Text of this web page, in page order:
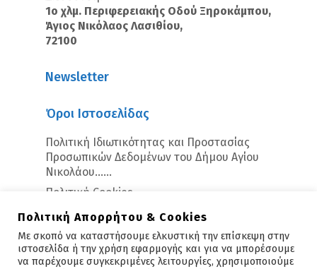
1ο χλμ. Περιφερειακής Οδού Ξηροκάμπου,
Άγιος Νικόλαος Λασιθίου,
72100
Newsletter
Όροι Ιστοσελίδας
Πολιτική Ιδιωτικότητας και Προστασίας
Προσωπικών Δεδομένων του Δήμου Αγίου
Νικολάου…...
Πολιτική Cookies
Πολιτική Απορρήτου & Cookies
Με σκοπό να καταστήσουμε ελκυστική την επίσκεψη στην
ιστοσελίδα ή την χρήση εφαρμογής και για να μπορέσουμε
να παρέχουμε συγκεκριμένες λειτουργίες, χρησιμοποιούμε